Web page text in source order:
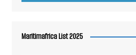
Maritimafrica List 2025